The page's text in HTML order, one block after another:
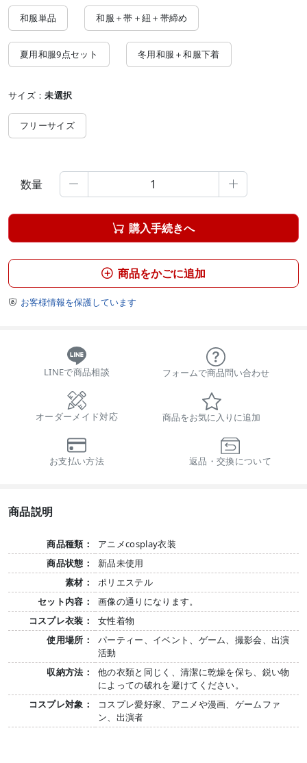
和服単品 和服＋帯＋紐＋帯締め
夏用和服9点セット 冬用和服＋和服下着
サイズ：未選択
フリーサイズ
数量  
 購入手続きへ
 商品をかごに追加
 お客様情報を保護しています
LINEで商品相談 フォームで商品問い合わせ
オーダーメイド対応 商品をお気に入りに追加
お支払い方法 返品・交換について
商品説明
商品種類：
アニメcosplay衣装
商品状態：
新品未使用
素材：
ポリエステル
セット内容：
画像の通りになります。
コスプレ衣装：
女性着物
使用場所：
パーティー、イベント、ゲーム、撮影会、出演
活動
収納方法：
他の衣類と同じく、清潔に乾燥を保ち、鋭い物
によっての破れを避けてください。
コスプレ対象：
コスプレ愛好家、アニメや漫画、ゲームファ
ン、出演者